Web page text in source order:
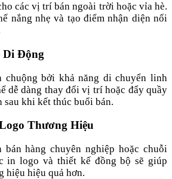
các vị trí bán ngoài trời hoặc vỉa hè.
nắng nhẹ và tạo điểm nhận diện nổi
Di Động
chuộng bởi khả năng di chuyển linh
dễ dàng thay đổi vị trí hoặc đẩy quầy
sau khi kết thúc buổi bán.
Thương Hiệu
hàng chuyên nghiệp hoặc chuỗi
in logo và thiết kế đồng bộ sẽ giúp
hiệu hiệu quả hơn.